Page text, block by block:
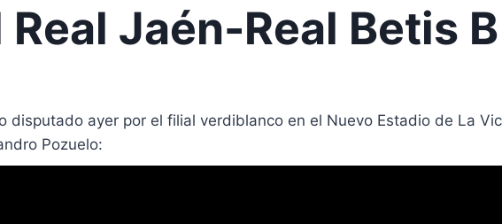
Jaén-Real Betis B
ayer por el filial verdiblanco en el Nuevo Estadio de La
Pozuelo: